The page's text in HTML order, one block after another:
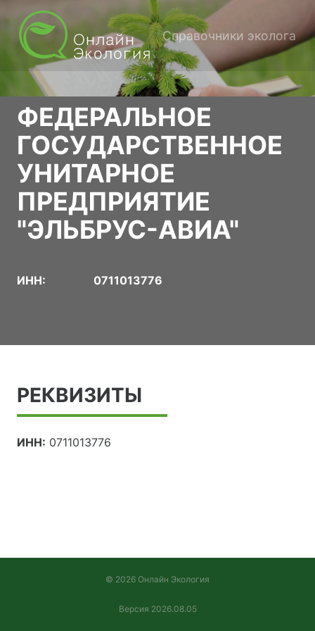
Справочники эколога
ФЕДЕРАЛЬНОЕ
ГОСУДАРСТВЕННОЕ
УНИТАРНОЕ
ПРЕДПРИЯТИЕ
"ЭЛЬБРУС-АВИА"
ИНН: 0711013776
РЕКВИЗИТЫ
ИНН: 0711013776
© 2026 Онлайн Экология
Версия 2026.08.05